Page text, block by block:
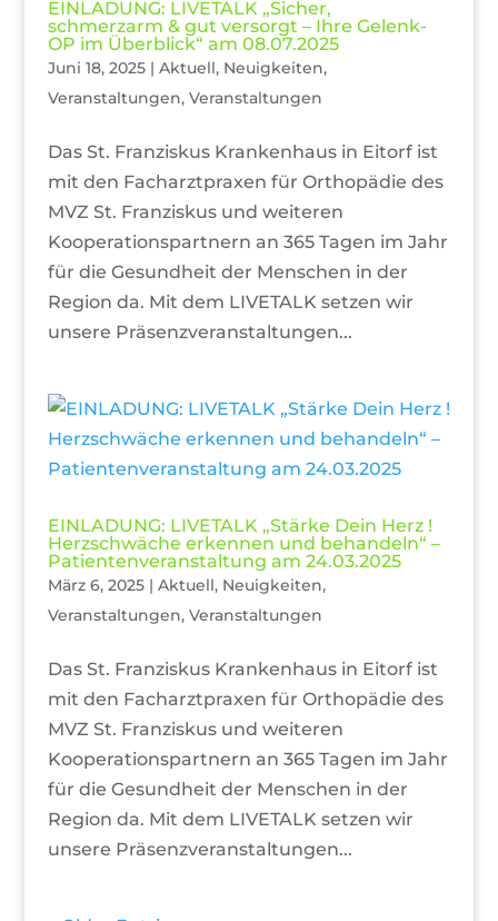
EINLADUNG: LIVETALK „Sicher,
schmerzarm & gut versorgt – Ihre Gelenk-
OP im Überblick“ am 08.07.2025
Juni 18, 2025| Aktuell, Neuigkeiten,
Veranstaltungen, Veranstaltungen
Das St. Franziskus Krankenhaus in Eitorf ist
mit den Facharztpraxen für Orthopädie des
MVZ St. Franziskus und weiteren
Kooperationspartnern an 365 Tagen im Jahr
für die Gesundheit der Menschen in der
Region da. Mit dem LIVETALK setzen wir
unsere Präsenzveranstaltungen...
EINLADUNG: LIVETALK „Stärke Dein Herz !
Herzschwäche erkennen und behandeln“ –
Patientenveranstaltung am 24.03.2025
März 6, 2025| Aktuell, Neuigkeiten,
Veranstaltungen, Veranstaltungen
Das St. Franziskus Krankenhaus in Eitorf ist
mit den Facharztpraxen für Orthopädie des
MVZ St. Franziskus und weiteren
Kooperationspartnern an 365 Tagen im Jahr
für die Gesundheit der Menschen in der
Region da. Mit dem LIVETALK setzen wir
unsere Präsenzveranstaltungen...